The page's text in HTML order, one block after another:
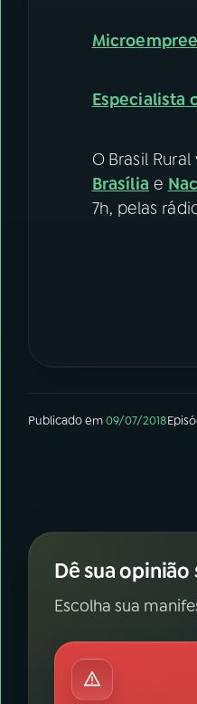
Especialista
O Brasil
Brasília e
7h, pelas
Publicado em09/07/2018
Dê sua
Escolha sua